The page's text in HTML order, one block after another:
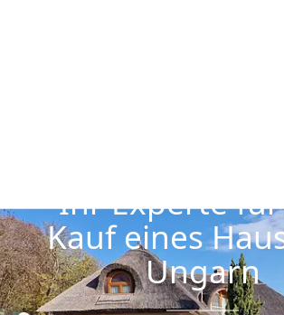
Ihr Experte
Kauf eines
Ungarn